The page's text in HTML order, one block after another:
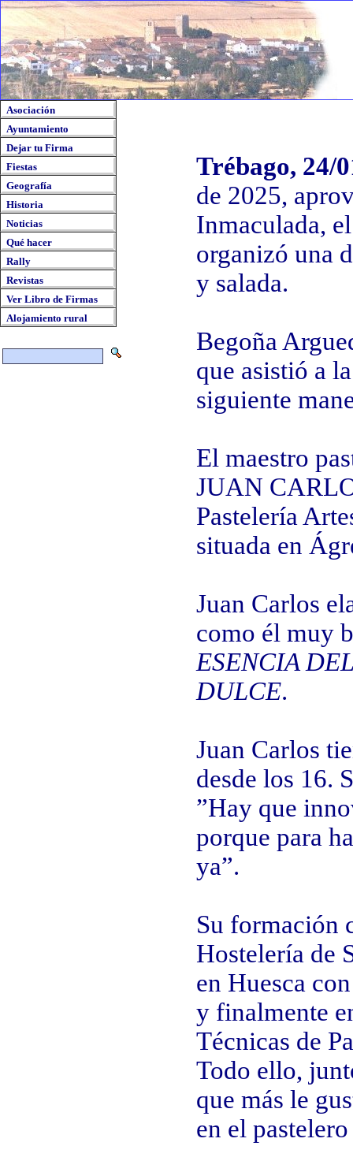
Asociación
Ayuntamiento
Dejar tu Firma
Fiestas
Geografía
Historia
Noticias
Qué hacer
Rally
Revistas
Ver Libro de Firmas
Alojamiento rural
Trébago, 24/
de 2025,
Inmaculada,
organizó una
y salada.
Begoña
que asistió a
siguiente
El maestro
JUAN
Pastelería
situada en
Juan Carlos
como él muy
ESENCIA
DULCE.
Juan Carlos
desde los 16.
”Hay que
porque para
ya”.
Su formación
Hostelería de
en Huesca
y finalmente
Técnicas de
Todo ello,
que más le
en el